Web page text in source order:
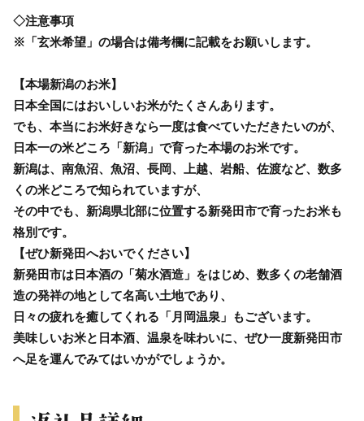
◇注意事項
※「玄米希望」の場合は備考欄に記載をお願いします。
【本場新潟のお米】
日本全国にはおいしいお米がたくさんあります。
でも、本当にお米好きなら一度は食べていただきたいのが、
日本一の米どころ「新潟」で育った本場のお米です。
新潟は、南魚沼、魚沼、長岡、上越、岩船、佐渡など、数多
くの米どころで知られていますが、
その中でも、新潟県北部に位置する新発田市で育ったお米も
格別です。
【ぜひ新発田へおいでください】
新発田市は日本酒の「菊水酒造」をはじめ、数多くの老舗酒
造の発祥の地として名高い土地であり、
日々の疲れを癒してくれる「月岡温泉」もございます。
美味しいお米と日本酒、温泉を味わいに、ぜひ一度新発田市
へ足を運んでみてはいかがでしょうか。